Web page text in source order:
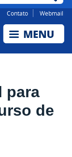
Contato Webmail
para
de